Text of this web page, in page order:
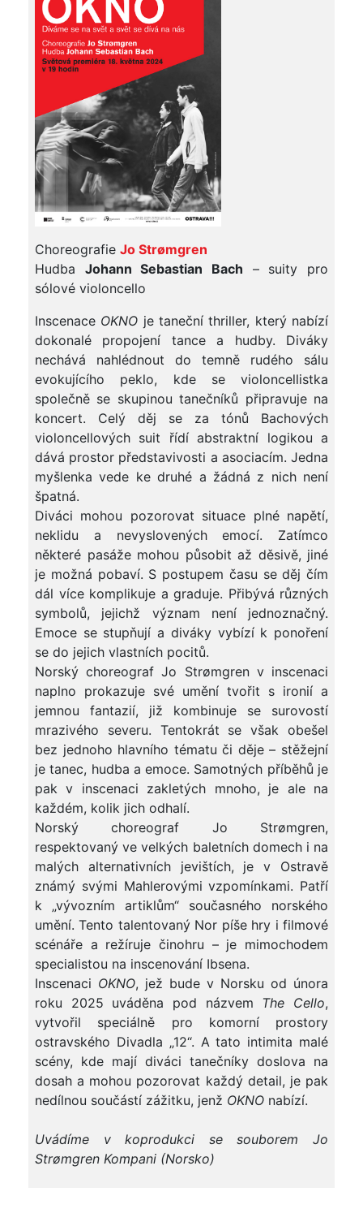
Choreografie Jo Strømgren
Hudba JohannSebastian Bach – suity pro
sólové violoncello
Inscenace OKNO je taneční thriller, který nabízí
dokonalé propojení tance a hudby. Diváky
nechává nahlédnout do temně rudého sálu
evokujícího peklo, kde se violoncellistka
společně se skupinou tanečníků připravuje na
koncert. Celý děj se za tónů Bachových
violoncellových suit řídí abstraktní logikou a
dává prostor představivosti a asociacím. Jedna
myšlenka vede ke druhé a žádná z nich není
špatná.
Diváci mohou pozorovat situace plné napětí,
neklidu a nevyslovených emocí. Zatímco
některé pasáže mohou působit až děsivě, jiné
je možná pobaví. S postupem času se děj čím
dál více komplikuje a graduje. Přibývá různých
symbolů, jejichž význam není jednoznačný.
Emoce se stupňují a diváky vybízí k ponoření
se do jejich vlastních pocitů.
Norský choreograf Jo Strømgren v inscenaci
naplno prokazuje své umění tvořit s ironií a
jemnou fantazií, již kombinuje se surovostí
mrazivého severu. Tentokrát se však obešel
bez jednoho hlavního tématu či děje – stěžejní
je tanec, hudba a emoce. Samotných příběhů je
pak v inscenaci zakletých mnoho, je ale na
každém, kolik jich odhalí.
Norský choreograf Jo Strømgren,
respektovaný ve velkých baletních domech i na
malých alternativních jevištích, je v Ostravě
známý svými Mahlerovými vzpomínkami. Patří
k „vývozním artiklům“ současného norského
umění. Tento talentovaný Nor píše hry i filmové
scénáře a režíruje činohru – je mimochodem
specialistou na inscenování Ibsena.
Inscenaci OKNO, jež bude v Norsku od února
roku 2025 uváděna pod názvem The Cello,
vytvořil speciálně pro komorní prostory
ostravského Divadla „12“. A tato intimita malé
scény, kde mají diváci tanečníky doslova na
dosah a mohou pozorovat každý detail, je pak
nedílnou součástí zážitku, jenž OKNO nabízí.
Uvádíme v koprodukci se souborem Jo
Strømgren Kompani (Norsko)